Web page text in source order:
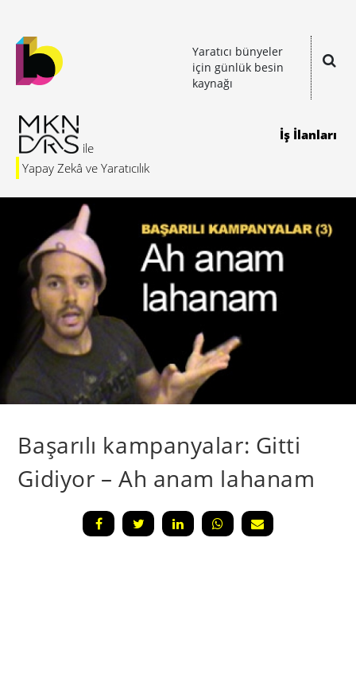
Yaratıcı bünyeler
için günlük besin
kaynağı
Yapay Zekâ ve Yaratıcılık
İş İlanları
Başarılı kampanyalar: Gitti
Gidiyor – Ah anam lahanam